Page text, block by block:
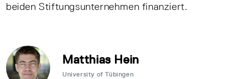
beiden Stiftungsunternehmen finanziert.
Matthias Hein
University of Tübingen